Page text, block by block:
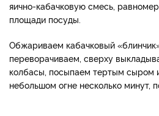
яично-кабачковую смесь,
площади посуды.
Обжариваем кабачковый
переворачиваем, сверху
колбасы, посыпаем тертым сыром
небольшом огне несколько минут,